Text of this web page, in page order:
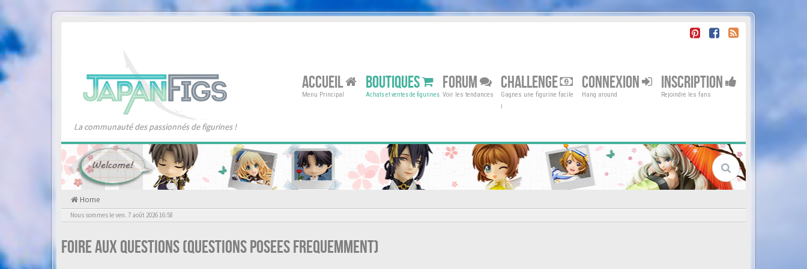
La communauté des passionnés de figurines !
ACCUEIL
Menu Principal
BOUTIQUES
Achats et ventes de figurines
FORUM
Voir les tendances
CHALLENGE
Gagnes une figurine facile
!
CONNEXION
Hang around
INSCRIPTION
Rejoindre les fans
Home
Nous sommes le ven. 7 août 2026 16:58
Foire aux questions (Questions posees frequemment)